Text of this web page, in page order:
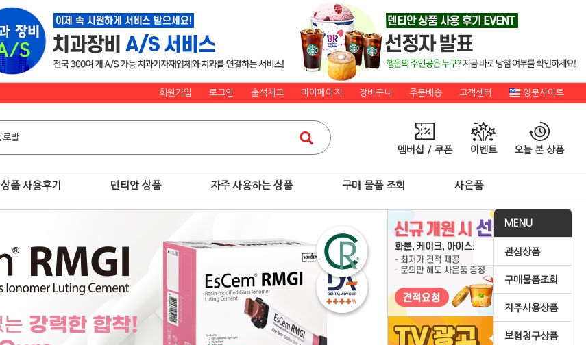
회원가입 로그인 출석체크 마이페이지 장바구니 주문배송 고객센터 영문사이트
멤버십 / 쿠폰 이벤트 오늘 본 상품
상품 사용후기 덴티안 상품 자주 사용하는 상품 구매 물품 조회 사은품
MENU
관심상품
구매물품조회
자주사용상품
보험청구상품